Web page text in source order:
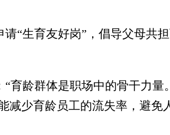
“生育友好岗”，倡导父母共
龄群体是职场中的骨干力量
减少育龄员工的流失率，避免